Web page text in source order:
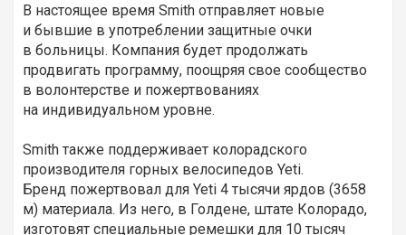
В настоящее время Smith отправляет новые
и бывшие в употреблении защитные очки
в больницы. Компания будет продолжать
продвигать программу, поощряя свое сообщество
в волонтерстве и пожертвованиях
на индивидуальном уровне.
Smith также поддерживает колорадского
производителя горных велосипедов Yeti.
Бренд пожертвовал для Yeti 4 тысячи ярдов (3658
м) материала. Из него, в Голдене, штате Колорадо,
изготовят специальные ремешки для 10 тысяч